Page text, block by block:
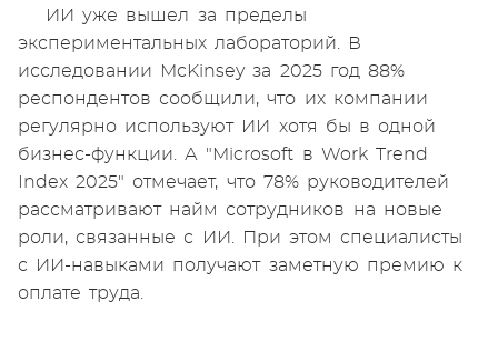
ИИ уже вышел за пределы
экспериментальных лабораторий. В
исследовании McKinsey за 2025 год 88%
респондентов сообщили, что их компании
регулярно используют ИИ хотя бы в одной
бизнес-функции. А "Microsoft в Work Trend
Index 2025" отмечает, что 78% руководителей
рассматривают найм сотрудников на новые
роли, связанные с ИИ. При этом специалисты
с ИИ-навыками получают заметную премию к
оплате труда.